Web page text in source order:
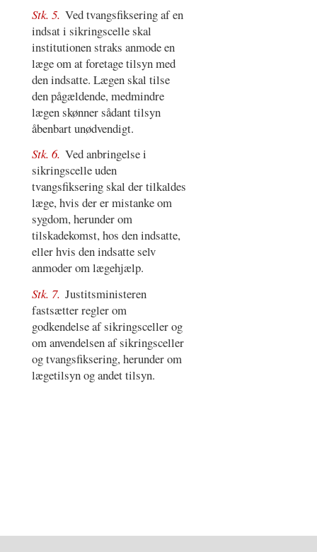
Stk. 5. Ved tvangsfiksering af en
indsat i sikringscelle skal
institutionen straks anmode en
læge om at foretage tilsyn med
den indsatte. Lægen skal tilse
den pågældende, medmindre
lægen skønner sådant tilsyn
åbenbart unødvendigt.
Stk. 6. Ved anbringelse i
sikringscelle uden
tvangsfiksering skal der tilkaldes
læge, hvis der er mistanke om
sygdom, herunder om
tilskadekomst, hos den indsatte,
eller hvis den indsatte selv
anmoder om lægehjælp.
Stk. 7. Justitsministeren
fastsætter regler om
godkendelse af sikringsceller og
om anvendelsen af sikringsceller
og tvangsfiksering, herunder om
lægetilsyn og andet tilsyn.